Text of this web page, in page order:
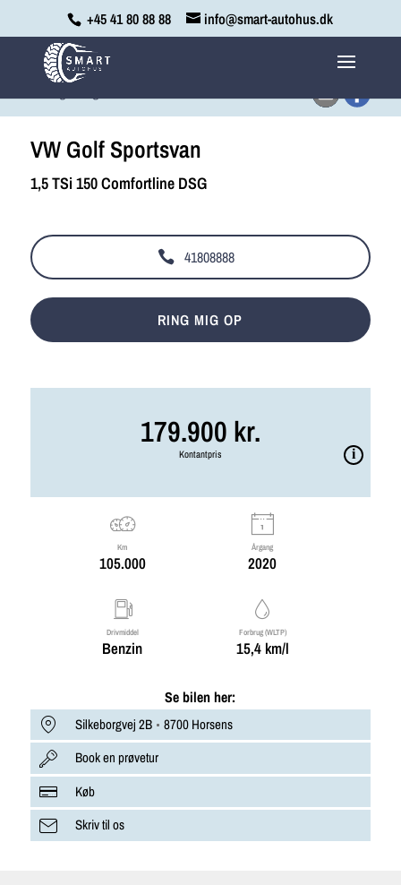
+45 41 80 88 88 info@smart-autohus.dk
VW Golf Sportsvan
1,5 TSi 150 Comfortline DSG
41808888
RING MIG OP
179.900 kr.
Kontantpris
Km
105.000
Årgang
2020
Drivmiddel
Benzin
Forbrug (WLTP)
15,4 km/l
Se bilen her:
Silkeborgvej 2B
8700 Horsens
Book en prøvetur
Køb
Skriv til os